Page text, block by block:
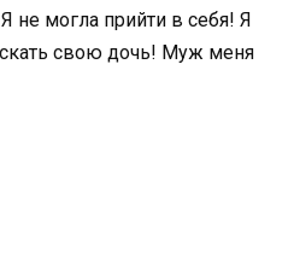
не могла прийти в себя! Я
свою дочь! Муж меня